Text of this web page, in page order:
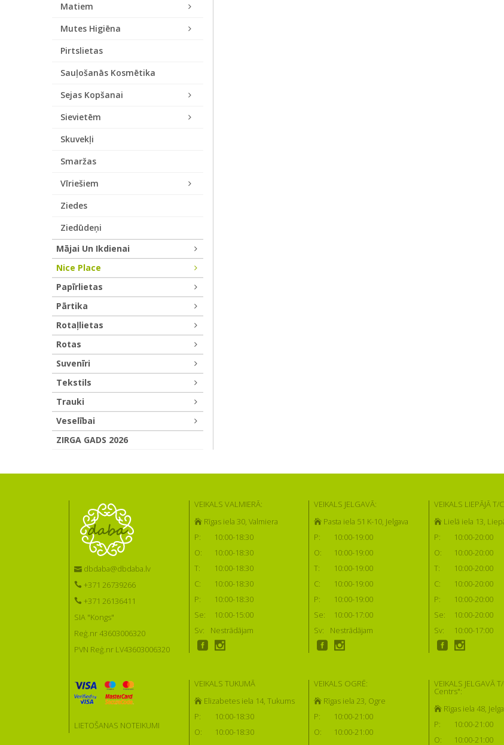
Matiem
Mutes Higiēna
Pirtslietas
Sauļošanās Kosmētika
Sejas Kopšanai
Sievietēm
Skuvekļi
Smaržas
Vīriešiem
Ziedes
Ziedūdeņi
Mājai Un Ikdienai
Nice Place
Papīrlietas
Pārtika
Rotaļlietas
Rotas
Suvenīri
Tekstils
Trauki
Veselībai
ZIRGA GADS 2026
dbdaba@dbdaba.lv
+371 26739266
+371 26136411
SIA "Kongs"
Reģ.nr 43603006320
PVN Reģ.nr LV43603006320
LIETOŠANAS NOTEIKUMI
VEIKALS VALMIERĀ:
Rīgas iela 30, Valmiera
P:
10:00-18:30
O:
10:00-18:30
T:
10:00-18:30
C:
10:00-18:30
P:
10:00-18:30
Se:
10:00-15:00
Sv:
Nestrādājam
VEIKALS JELGAVĀ:
Pasta iela 51 K-10, Jelgava
P:
10:00-19:00
O:
10:00-19:00
T:
10:00-19:00
C:
10:00-19:00
P:
10:00-19:00
Se:
10:00-17:00
Sv:
Nestrādājam
VEIKALS LIEPĀJĀ
Lielā iela 13,
P:
10:00-20:00
O:
10:00-20:00
T:
10:00-20:00
C:
10:00-20:00
P:
10:00-20:00
Se:
10:00-20:00
Sv:
10:00-17:00
VEIKALS TUKUMĀ
Elizabetes iela 14, Tukums
P:
10:00-18:30
O:
10:00-18:30
VEIKALS OGRĒ:
Rīgas iela 23, Ogre
P:
10:00-21:00
O:
10:00-21:00
VEIKALS JELGAVĀ
Centrs":
Rīgas iela 48,
P:
10:00-21:00
O:
10:00-21:00